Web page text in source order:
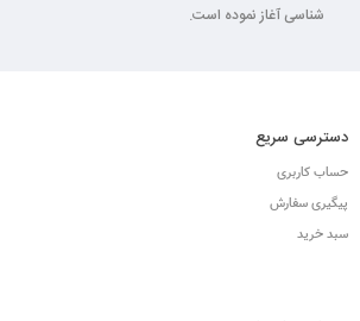
شناسی آغاز نموده است.
دسترسی سریع
حساب کاربری
پیگیری سفارش
سبد خرید